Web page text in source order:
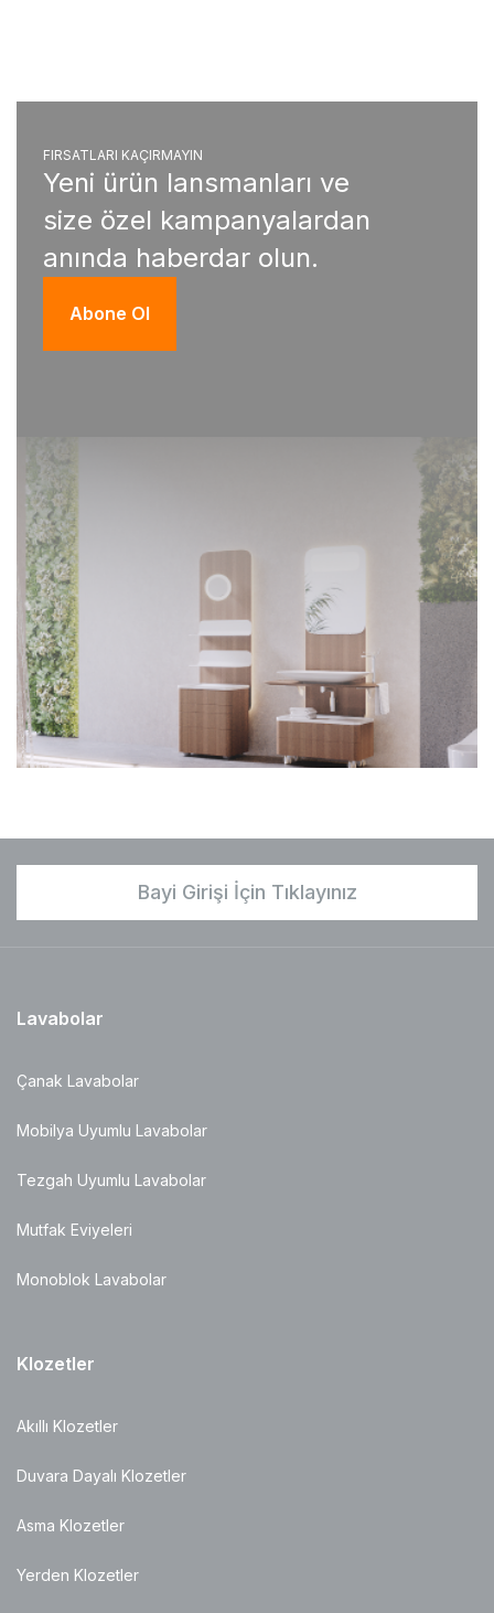
FIRSATLARI KAÇIRMAYIN
Yeni ürün lansmanları ve
size özel kampanyalardan
anında haberdar olun.
Abone Ol
Bayi Girişi İçin Tıklayınız
Lavabolar
Çanak Lavabolar
Mobilya Uyumlu Lavabolar
Tezgah Uyumlu Lavabolar
Mutfak Eviyeleri
Monoblok Lavabolar
Klozetler
Akıllı Klozetler
Duvara Dayalı Klozetler
Asma Klozetler
Yerden Klozetler